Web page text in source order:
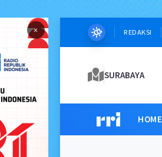
× REDAKSI
SURABAYA
HOME